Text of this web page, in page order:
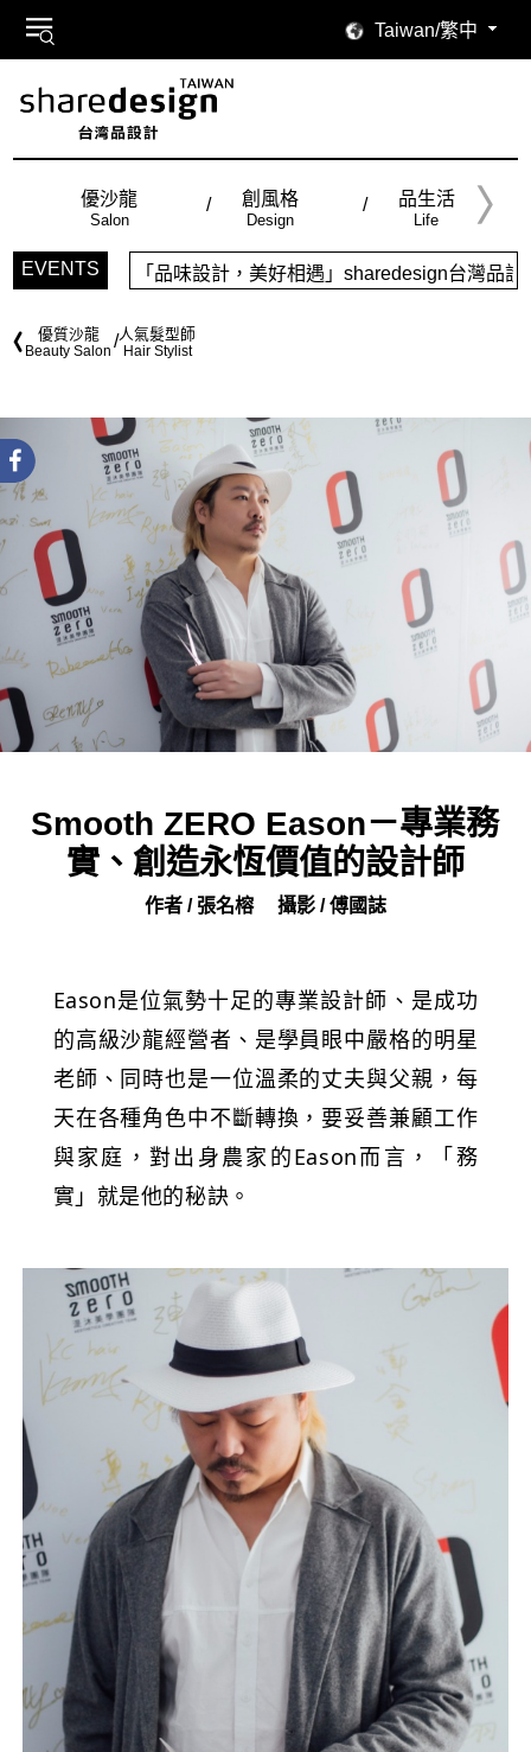
Taiwan/繁中
優沙龍
Salon
創風格
Design
品生活
Life
EVENTS
「品味設計，美好相遇」sharedesign台灣品設計，五大
優質沙龍
Beauty Salon
人氣髮型師
Hair Stylist
Smooth ZERO Eason－專業務
實、創造永恆價值的設計師
作者 / 張名榕 攝影 / 傅國誌
Eason是位氣勢十足的專業設計師、是成功
的高級沙龍經營者、是學員眼中嚴格的明星
老師、同時也是一位溫柔的丈夫與父親，每
天在各種角色中不斷轉換，要妥善兼顧工作
與家庭，對出身農家的Eason而言，「務
實」就是他的秘訣。